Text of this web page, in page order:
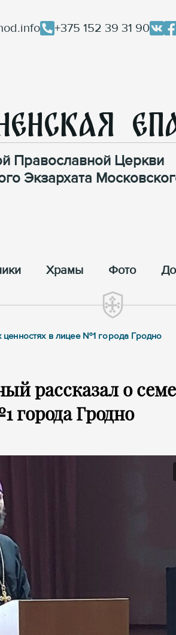
+375 152 39 31 90
Православной Церкви
Экзархата
Храмы Фото
в лицее №1 города Гродно
рассказал о
города Гродно